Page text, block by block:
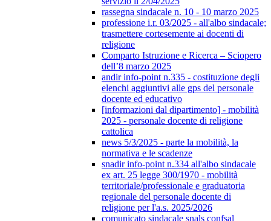
rassegna sindacale n. 10 - 10 marzo 2025
professione i.r. 03/2025 - all'albo sindacale;
trasmettere cortesemente ai docenti di
religione
Comparto Istruzione e Ricerca – Sciopero
dell’8 marzo 2025
andir info-point n.335 - costituzione degli
elenchi aggiuntivi alle gps del personale
docente ed educativo
[informazioni dal dipartimento] - mobilità
2025 - personale docente di religione
cattolica
news 5/3/2025 - parte la mobilità, la
normativa e le scadenze
snadir info-point n.334 all'albo sindacale
ex art. 25 legge 300/1970 - mobilità
territoriale/professionale e graduatoria
regionale del personale docente di
religione per l'a.s. 2025/2026
comunicato sindacale snals confsal